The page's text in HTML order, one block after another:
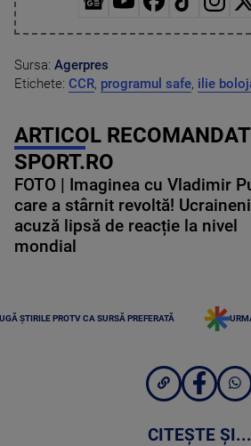
Sursa: Agerpres
Etichete: CCR, programul safe, ilie
ARTICOL
SPORT.RO
FOTO | Imaginea cu Vladimir
care a stârnit revoltă!
acuză lipsă de reacție la nivel
mondial
ȘTIRILE PROTV CA SURSĂ PREFERATĂ
CITEȘTE ȘI...